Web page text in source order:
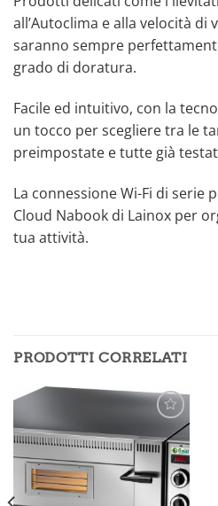
all’Autoclima e alla velocità di
saranno sempre
grado di doratura.
Facile ed intuitivo, con la
un tocco per scegliere tra le
preimpostate e tutte già
La connessione Wi-Fi di serie
Cloud Nabook di Lainox per
tua attività.
PRODOTTI CORRELATI
Aggiungi
alla lista
dei
desideri